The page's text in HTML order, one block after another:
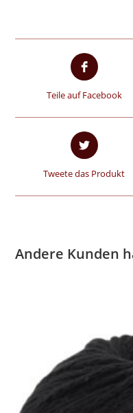
Teile auf Facebook
Tweete das Produkt
Andere Kunden